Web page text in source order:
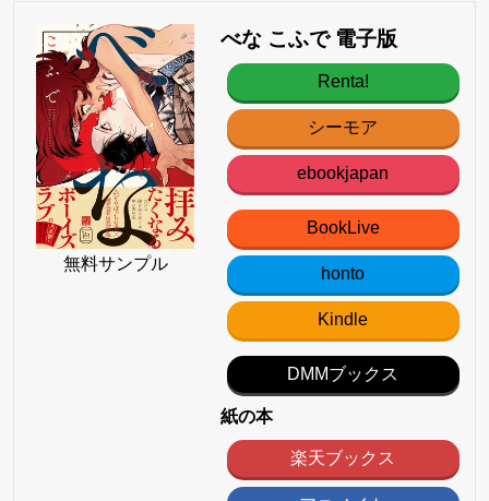
無料サンプル
べな こふで 電子版
Renta!
シーモア
ebookjapan
BookLive
honto
Kindle
DMMブックス
紙の本
楽天ブックス